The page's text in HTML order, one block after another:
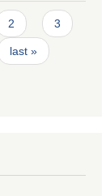
2 3
last »